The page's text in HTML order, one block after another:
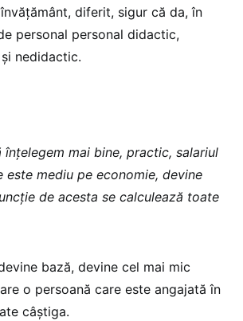
diferit, sigur că da, în
personal personal didactic,
nedidactic.
înțelegem mai bine, practic, salariul
este mediu pe economie, devine
de acesta se calculează toate
bază, devine cel mai mic
o persoană care este angajată în
câștiga.